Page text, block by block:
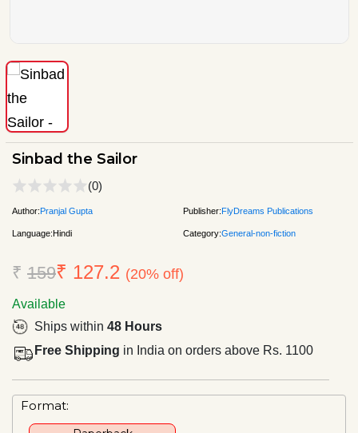
Sinbad the Sailor
(0)
Author:Pranjal Gupta Publisher:FlyDreams Publications
Language:Hindi Category:General-non-fiction
₹ 159₹ 127.2 (20% off)
Available
Ships within 48 Hours
Free Shipping in India on orders above Rs. 1100
Format: